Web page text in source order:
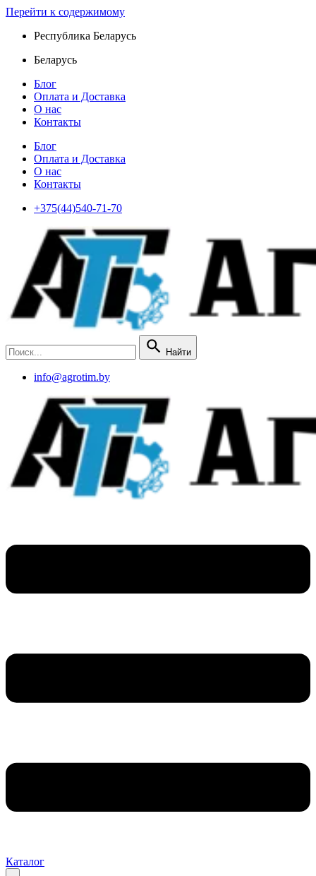
Перейти к содержимому
Республика Беларусь
Беларусь
Блог
Оплата и Доставка
О нас
Контакты
Блог
Оплата и Доставка
О нас
Контакты
+375(44)540-71-70
Найти
info@agrotim.by
Каталог